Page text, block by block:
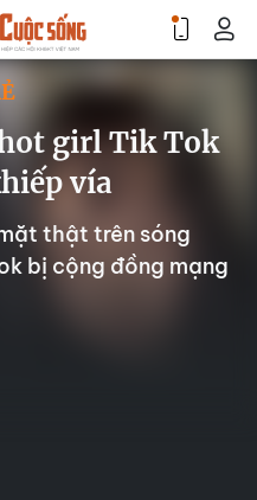
girl Tik Tok
vía
thật trên sóng
bị cộng đồng mạng